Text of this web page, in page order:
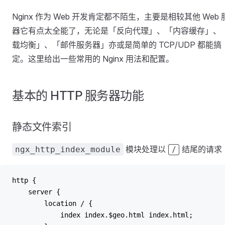
Nginx 作为 Web 开发肯定都不陌生，主要是相较其他 Web
器它有点太全能了，无论是「反向代理」、「内容缓存」、
载均衡」、「邮件服务器」亦或是简单的 TCP/UDP 都能搞
定。这里给出一些常用的 Nginx 用法和配置。
基本的 HTTP 服务器功能
静态文件索引
ngx_http_index_module 模块处理以 / 结尾的请求
http {
    server {
        location / {
            index index.$geo.html index.html;